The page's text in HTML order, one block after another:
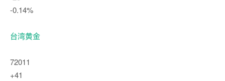
-0.14%
台湾黄金
72011
+41